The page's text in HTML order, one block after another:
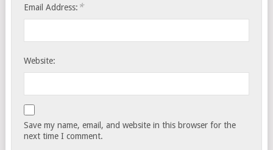
Email Address: *
Website:
Save my name, email, and website in this browser for the
next time I comment.